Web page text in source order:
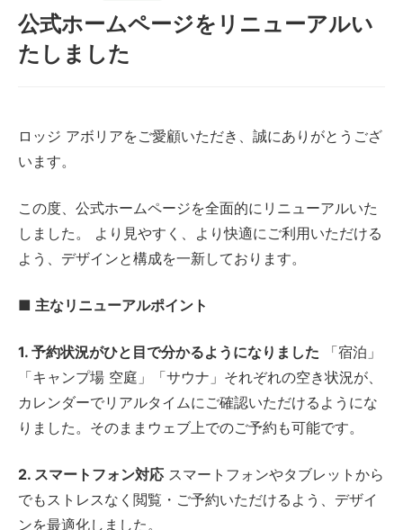
公式ホームページをリニューアルい
たしました
ロッジ アボリアをご愛顧いただき、誠にありがとうござ
います。
この度、公式ホームページを全面的にリニューアルいた
しました。 より見やすく、より快適にご利用いただける
よう、デザインと構成を一新しております。
■ 主なリニューアルポイント
1. 予約状況がひと目で分かるようになりました 「宿泊」
「キャンプ場 空庭」「サウナ」それぞれの空き状況が、
カレンダーでリアルタイムにご確認いただけるようにな
りました。そのままウェブ上でのご予約も可能です。
2. スマートフォン対応 スマートフォンやタブレットから
でもストレスなく閲覧・ご予約いただけるよう、デザイ
ンを最適化しました。